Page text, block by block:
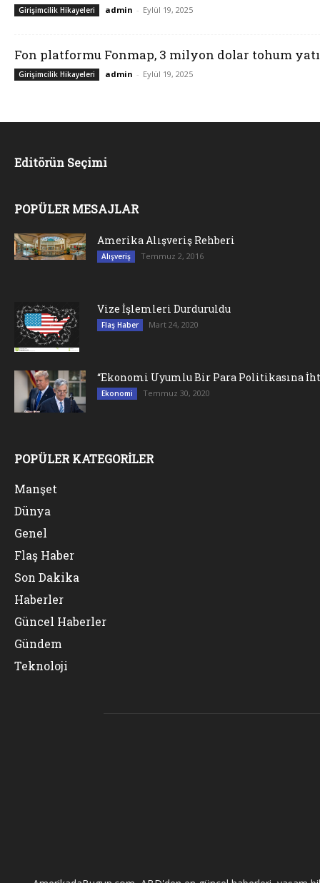
Girişimcilik Hikayeleri admin - Eylül 19, 2025
Fon platformu Fonmap, 3 milyon dolar tohum
Girişimcilik Hikayeleri admin - Eylül 19, 2025
Editörün Seçimi
POPÜLER MESAJLAR
Amerika Alışveriş Rehberi
Alışveriş Temmuz 2, 2016
Vize İşlemleri Durduruldu
Flaş Haber Mart 24, 2020
“Ekonomi Uyumlu Bir Para Politikasına
Ekonomi Temmuz 30, 2020
POPÜLER KATEGORİLER
Manşet
Dünya
Genel
Flaş Haber
Son Dakika
Haberler
Güncel Haberler
Gündem
Teknoloji